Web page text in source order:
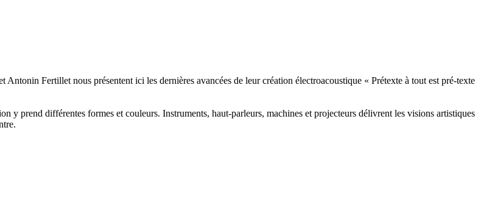
Fertillet nous présentent ici les dernières avancées de leur création électroacoustique « Prétexte à tout est pré-texte
y prend différentes formes et couleurs. Instruments, haut-parleurs, machines et projecteurs délivrent les visions artistiques